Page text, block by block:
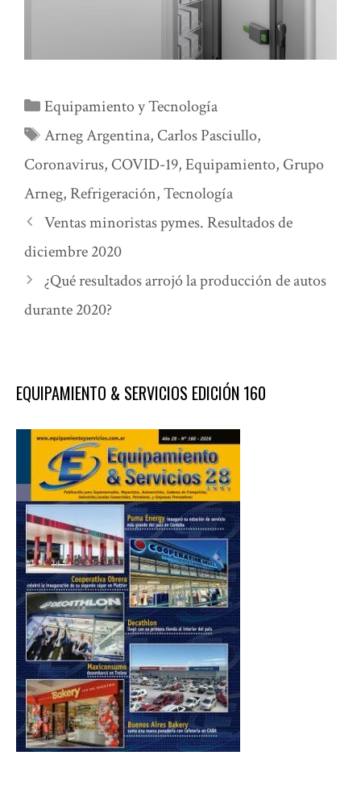
Categorías
Equipamiento y Tecnología
Etiquetas
Arneg Argentina, Carlos Pasciullo,
Coronavirus, COVID-19,Equipamiento, Grupo
Arneg, Refrigeración,Tecnología
Ventas minoristas pymes. Resultados de
diciembre 2020
¿Qué resultados arrojó la producción de autos
durante 2020?
EQUIPAMIENTO & SERVICIOS EDICIÓN 160